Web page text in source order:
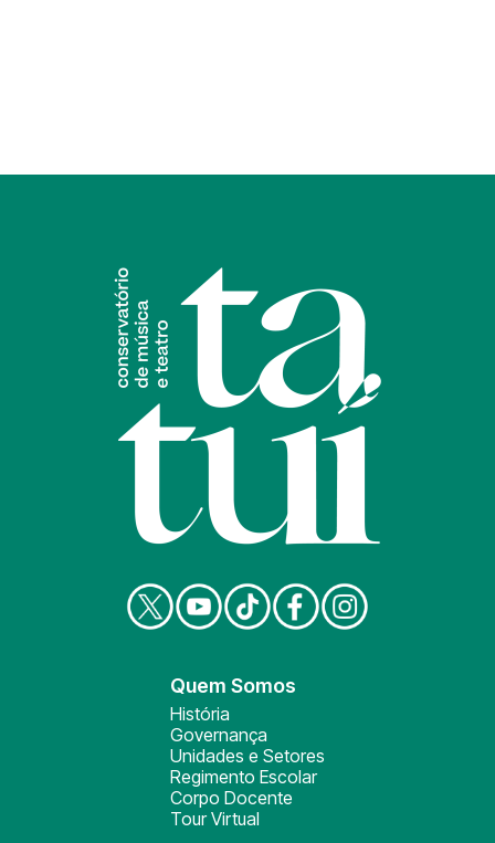
Quem Somos
História
Governança
Unidades e Setores
Regimento Escolar
Corpo Docente
Tour Virtual